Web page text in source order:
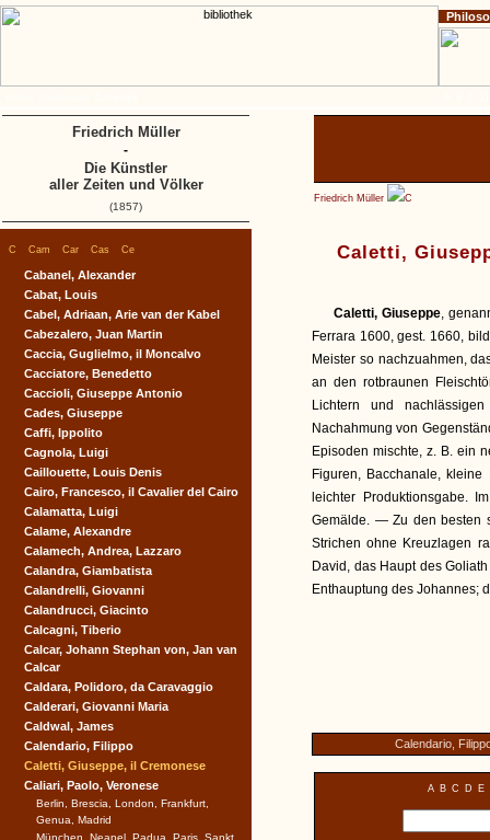
Friedrich Müller C
Caletti,
Caletti, Giuseppe,
Ferrara 1600, gest. 1660,
Meister so nachzuahmen,
an den rotbraunen
Lichtern und
Nachahmung von
Episoden mischte, z. B. ein
Figuren, Bacchanale,
leichter Produktionsgabe.
Gemälde. — Zu den besten
Strichen ohne Kreuzlagen
David, das Haupt des
Enthauptung des Johannes;
Calendario,
A B C D E
C Cam Car Cas Ce
Cabanel, Alexander
Cabat, Louis
Cabel, Adriaan, Arie van der Kabel
Cabezalero, Juan Martin
Caccia, Guglielmo, il Moncalvo
Cacciatore, Benedetto
Caccioli, Giuseppe Antonio
Cades, Giuseppe
Caffi, Ippolito
Cagnola, Luigi
Caillouette, Louis Denis
Cairo, Francesco, il Cavalier del Cairo
Calamatta, Luigi
Calame, Alexandre
Calamech, Andrea, Lazzaro
Calandra, Giambatista
Calandrelli, Giovanni
Calandrucci, Giacinto
Calcagni, Tiberio
Calcar, Johann Stephan von, Jan van
Calcar
Caldara, Polidoro, da Caravaggio
Calderari, Giovanni Maria
Caldwal, James
Calendario, Filippo
Caletti, Giuseppe, il Cremonese
Caliari, Paolo, Veronese
Berlin, Brescia, London, Frankfurt,
Genua, Madrid
München, Neapel, Padua, Paris, Sankt
Friedrich Müller
-
Die Künstler
aller Zeiten und Völker
(1857)